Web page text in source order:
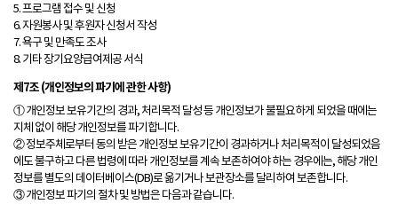
5. 프로그램 접수 및 신청
6. 자원봉사 및 후원자 신청서 작성
7. 욕구 및 만족도 조사
8. 기타 장기요양급여제공 서식
제7조 (개인정보의 파기에 관한 사항)
① 개인정보 보유기간의 경과, 처리목적 달성 등 개인정보가 불필요하게 되었을 때에는
지체 없이 해당 개인정보를 파기합니다.
② 정보주체로부터 동의 받은 개인정보 보유기간이 경과하거나 처리목적이 달성되었음
에도 불구하고 다른 법령에 따라 개인정보를 계속 보존하여야 하는 경우에는, 해당 개인
정보를 별도의 데이터베이스(DB)로 옮기거나 보관장소를 달리하여 보존합니다.
③ 개인정보 파기의 절차 및 방법은 다음과 같습니다.